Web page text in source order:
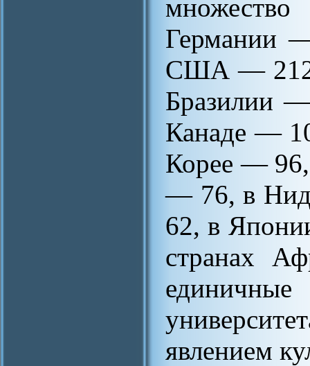
множество
Германии
США — 212,
Бразилии
Канаде —
Корее —
— 76, в
62, в
странах
явлением